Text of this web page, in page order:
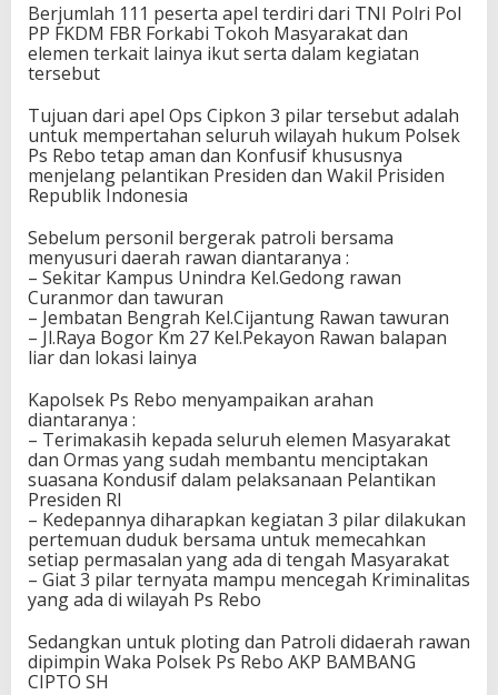
Berjumlah 111 peserta apel terdiri dari TNI Polri Pol
PP FKDM FBR Forkabi Tokoh Masyarakat dan
elemen terkait lainya ikut serta dalam kegiatan
tersebut
Tujuan dari apel Ops Cipkon 3 pilar tersebut adalah
untuk mempertahan seluruh wilayah hukum Polsek
Ps Rebo tetap aman dan Konfusif khususnya
menjelang pelantikan Presiden dan Wakil Prisiden
Republik Indonesia
Sebelum personil bergerak patroli bersama
menyusuri daerah rawan diantaranya :
– Sekitar Kampus Unindra Kel.Gedong rawan
Curanmor dan tawuran
– Jembatan Bengrah Kel.Cijantung Rawan tawuran
– Jl.Raya Bogor Km 27 Kel.Pekayon Rawan balapan
liar dan lokasi lainya
Kapolsek Ps Rebo menyampaikan arahan
diantaranya :
– Terimakasih kepada seluruh elemen Masyarakat
dan Ormas yang sudah membantu menciptakan
suasana Kondusif dalam pelaksanaan Pelantikan
Presiden RI
– Kedepannya diharapkan kegiatan 3 pilar dilakukan
pertemuan duduk bersama untuk memecahkan
setiap permasalan yang ada di tengah Masyarakat
– Giat 3 pilar ternyata mampu mencegah Kriminalitas
yang ada di wilayah Ps Rebo
Sedangkan untuk ploting dan Patroli didaerah rawan
dipimpin Waka Polsek Ps Rebo AKP BAMBANG
CIPTO SH